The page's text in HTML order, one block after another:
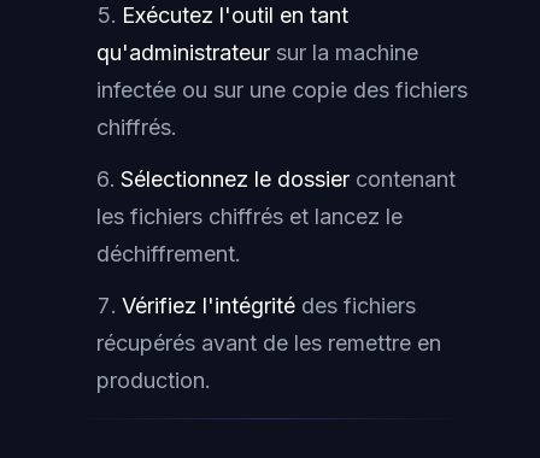
Exécutez l'outil en tant
qu'administrateur sur la machine
infectée ou sur une copie des fichiers
chiffrés.
Sélectionnez le dossier contenant
les fichiers chiffrés et lancez le
déchiffrement.
Vérifiez l'intégrité des fichiers
récupérés avant de les remettre en
production.